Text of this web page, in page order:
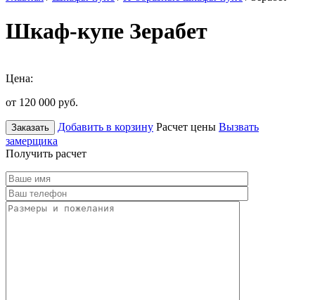
Шкаф-купе Зерабет
Цена:
от 120 000 руб.
Заказать Добавить в корзину Расчет цены Вызвать
замерщика
Получить расчет